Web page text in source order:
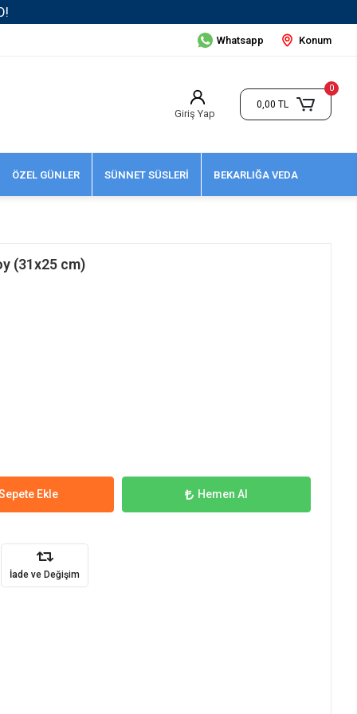
Whatsapp Konum
Giriş Yap
0
0,00 TL
ÖZEL GÜNLER SÜNNET SÜSLERİ BEKARLIĞA VEDA
(31x25 cm)
Ekle Hemen Al
İade ve Değişim